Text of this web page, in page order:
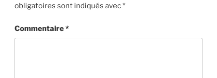
obligatoires sont indiqués avec*
Commentaire*